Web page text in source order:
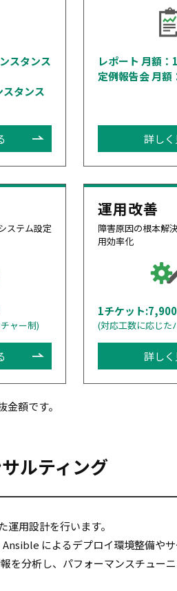
スタンス
タンス
レポート 月額
定例報告会 月
詳しく
ステム設定
ャー制)
運用改善
障害原因の根本解
用効率化
1チケット
(対応工数に応じた
詳しく
額です。
ルティング
用設計を行います。
によるデプロイ環境整備や
を分析し、パフォーマンスチューニ